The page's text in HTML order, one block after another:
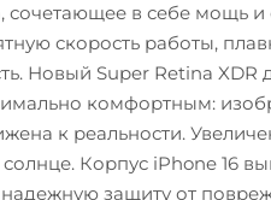
в себе мощь и
скорость работы,
Новый Super Retina XDR
комфортным:
к реальности.
Корпус iPhone 16
защиту от